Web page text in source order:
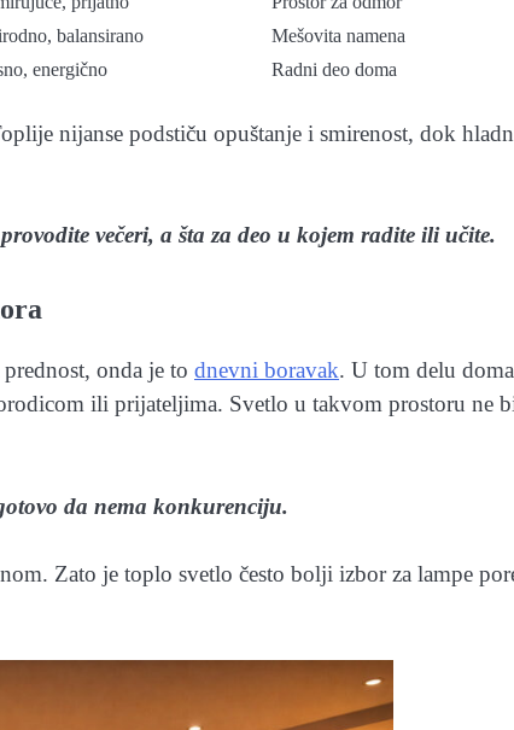
balansirano
Mešovita namena
energično Radni deo doma
nijanse podstiču opuštanje i smirenost, dok
večeri, a šta za deo u kojem radite ili učite.
onda je to dnevni boravak. U tom delu doma
ili prijateljima. Svetlo u takvom prostoru ne
da nema konkurenciju.
Zato je toplo svetlo često bolji izbor za lampe